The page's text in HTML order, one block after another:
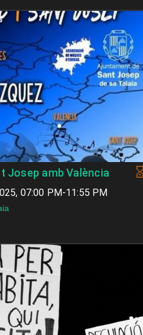
solidari Sant Josep amb València
07:00 PM-11:55 PM